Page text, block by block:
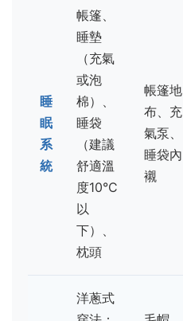
睡
眠
系
統
帳篷、
睡墊
（充氣
或泡
棉）、
睡袋
（建議
舒適溫
度10°C
以
下）、
枕頭
帳篷地
布、充
氣泵、
睡袋內
襯
洋蔥式